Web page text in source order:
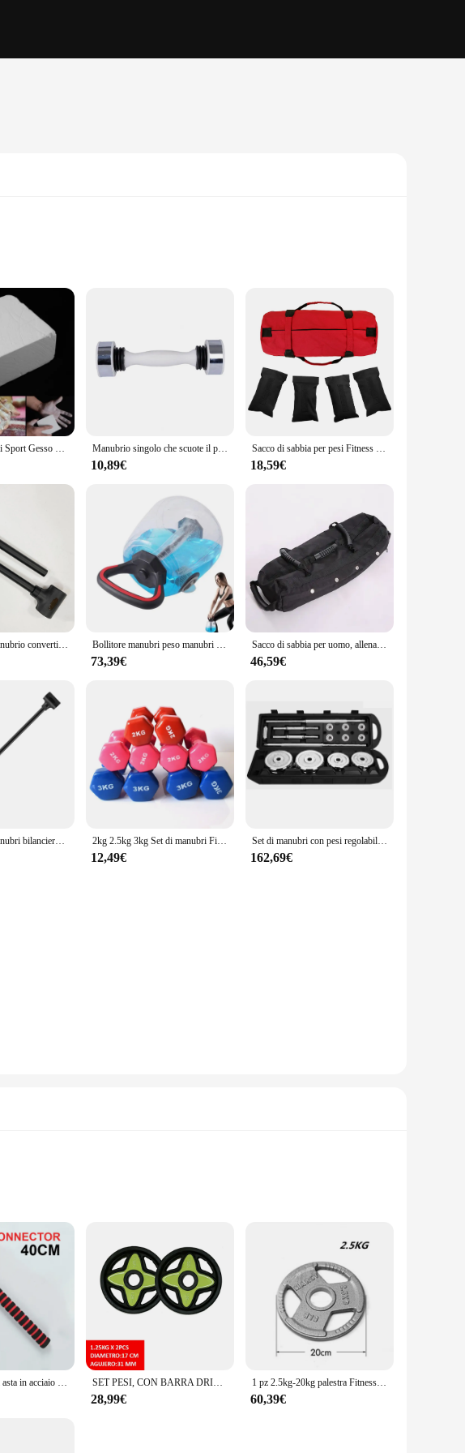
The steel construction ensures longevity and resilience, while the
weight measurements, allowing you to track your progress with precision.
The ergonomic design ensures comfort during prolonged use, reducing
for personal use or for commercial gyms. The bilanciere pesi is not just a piece
quality product but also a reliable one. The durable construction ensures
pesi is also designed for ease of use, allowing you to focus on your workout
pesi is the perfect choice for all your weightlifting needs.
Sollevamento pesi Sport Gesso Ginnastica Sport Arrampicata Palestra Blocco Bilanciere Fitness Formazione Manubrio singolo che scuote il peso Swing Dumbbell uomo donna per mantenere l'attrezzatura per esercizi di Fitness per l'allenamento
10,89€
Sacco di sabbia per pesi Fitness con 4 sacchetti di riempimento sacchetto di alimentazione per allenamento con i pesi con manici sacchetto di sabbia per sollevamento pesi per esercizi all'aperto
18,59€
Home Fitness manubrio convertitore bilanciere sollevamento pesi asta bilanciere convertire manubri in Set bilanciere palestra Bar 150 lb capacità Bollitore manubri peso manubri Fitness bollitore palle con una presa d'acqua esercizio Fitness strumento di sollevamento pesi per l'allenamento del nucleo
73,39€
Sacco di sabbia per uomo, allenamento Fitness in palestra, sacco muscolare per impieghi gravosi, 100 libbre
46,59€
Home Fitness manubri bilanciere convertitore regolabile 150 libbre capacità peso bilanciere per sollevamento pesi manubrio braccio Curl Rod 2kg 2.5kg 3kg Set di manubri Fitness manubri antiscivolo uomini e donne esercitano pesi sportivi attrezzature per Body Building 2023
12,49€
Set di manubri con pesi regolabili 50K 55KG attrezzatura per sollevamento pesi Set di bilancieri con manubri in ghisa
162,69€
professional but also provides a comfortable grip for users. This bilanciere
and weight management specialists. Its compact size makes it easy to
buff, this product offers versatility in use. The precision balance ensures
perfect for wholesale and retail, making it an excellent choice for vendors and
it an essential addition to any weight management program. Whether you're
40/50cm manubri asta in acciaio massiccio sollevamento pesi Spinlock manubri con connettore palestra Home Fitness allenamento bilancieri maniglie SET PESI, CON BARRA DRITTA, DISCO IN FERRO RIVESTITO PVC, FORO 31MM, CON IMPUGNATURA, SPEDIZIONE GRATUITA DALL'EUROPA
28,99€
1 pz 2.5kg-20kg palestra Fitness bilanciere piastra disco applicare a 25/50mm diametro palo sollevamento attrezzature per l'allenamento peso peso esercizio
60,39€